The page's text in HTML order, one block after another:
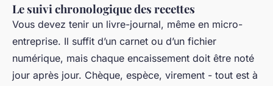
Le suivi chronologique des recettes
Vous devez tenir un livre-journal, même en micro-
entreprise. Il suffit d’un carnet ou d’un fichier
numérique, mais chaque encaissement doit être noté
jour après jour. Chèque, espèce, virement - tout est à